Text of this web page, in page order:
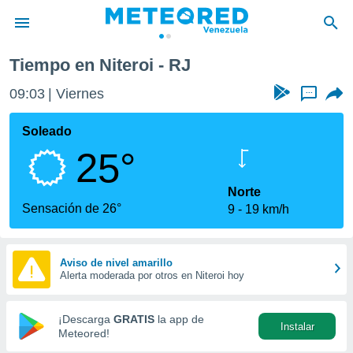
de
ha
calidad.
a este
las
y
forma
digital
basada
Tiempo en Niteroi - RJ
09:03 Viernes ...
Soleado
25°
Sensación de 26°
Norte
9
19 km/h
Aviso de nivel amarillo
Alerta moderada por otros en Niteroi hoy
¡Descarga GRATIS la app de
Meteored!
Instalar